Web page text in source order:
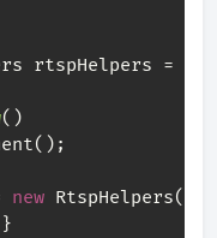
rtspHelpers =
( )
new